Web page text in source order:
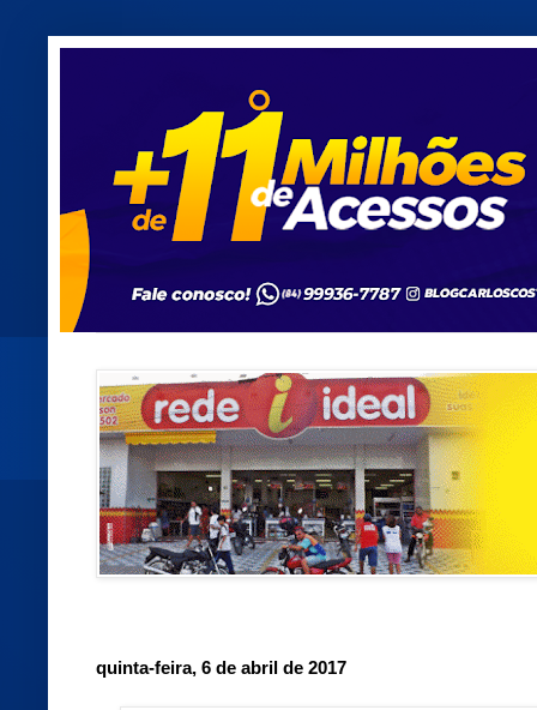
quinta-feira, 6 de abril de 2017